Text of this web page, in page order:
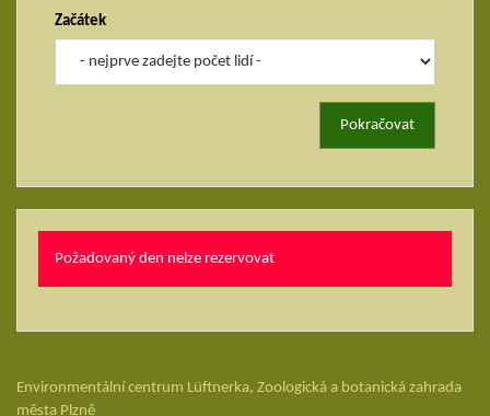
Začátek
Požadovaný den nelze rezervovat
Environmentální centrum Lüftnerka, Zoologická a botanická zahrada
města Plzně